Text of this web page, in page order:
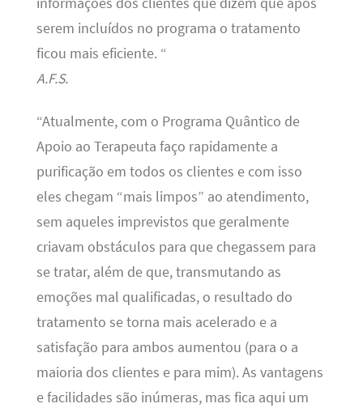
serem incluídos no programa o tratamento
ficou mais eficiente. “
A.F.S.
“Atualmente, com o Programa Quântico de
Apoio ao Terapeuta faço rapidamente a
purificação em todos os clientes e com isso
eles chegam “mais limpos” ao atendimento,
sem aqueles imprevistos que geralmente
criavam obstáculos para que chegassem para
se tratar, além de que, transmutando as
emoções mal qualificadas, o resultado do
tratamento se torna mais acelerado e a
satisfação para ambos aumentou (para o a
maioria dos clientes e para mim). As vantagens
e facilidades são inúmeras, mas fica aqui um